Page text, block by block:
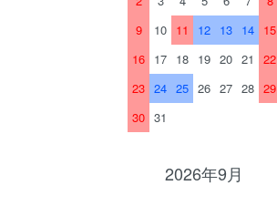
9
10 11 12 13 14 15
16 17 18 19 20 21
22
23 24 25 26 27 28 29
30 31
2026年9月